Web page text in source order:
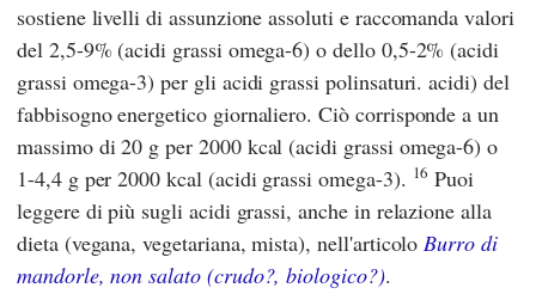
sostiene livelli di assunzione assoluti e raccomanda valori
del 2,5-9% (acidi grassi omega-6) o dello 0,5-2% (acidi
grassi omega-3) per gli acidi grassi polinsaturi. acidi) del
fabbisogno energetico giornaliero. Ciò corrisponde a un
massimo di 20 g per 2000 kcal (acidi grassi omega-6) o
1-4,4 g per 2000 kcal (acidi grassi omega-3). 16 Puoi
leggere di più sugli acidi grassi, anche in relazione alla
dieta (vegana, vegetariana, mista), nell'articolo Burro di
mandorle, non salato (crudo?, biologico?).